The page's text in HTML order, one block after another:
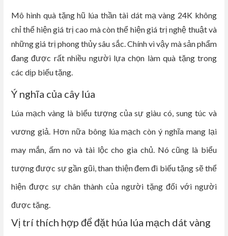
Mô hình quà tặng hũ lúa thần tài dát mạ vàng 24K không
chỉ thể hiện giá trị cao mà còn thể hiện giá trị nghệ thuật và
những giá trị phong thủy sâu sắc. Chính vì vậy mà sản phẩm
đang được rất nhiều người lựa chọn làm quà tặng trong
các dịp biếu tặng.
Ý nghĩa của cây lúa
Lúa mạch vàng là biểu tượng của sự giàu có, sung túc và
vương giả. Hơn nữa bông lúa mạch còn ý nghĩa mang lại
may mắn, ấm no và tài lộc cho gia chủ. Nó cũng là biểu
tượng được sự gần gũi, than thiện đem đi biếu tặng sẽ thể
hiện được sự chân thành của người tặng đối với người
được tặng.
Vị trí thích hợp để đặt húa lúa mạch dát vàng